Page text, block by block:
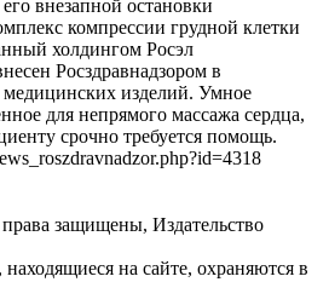
внезапной остановки
компрессии грудной клетки
холдингом Росэл
Росздравнадзором в
медицинских изделий. Умное
для непрямого массажа сердца,
срочно требуется помощь.
защищены, Издательство
на сайте, охраняются в